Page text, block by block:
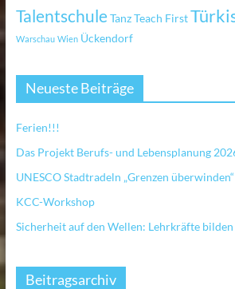
TalentschuleTanzTeach First
Warschau Wien Ückendorf
Neueste Beiträge
Ferien!!!
Das Projekt Berufs- und Lebensplanung
UNESCO Stadtradeln „Grenzen überwinden“
KCC-Workshop
Sicherheit auf den Wellen: Lehrkräfte
Beitragsarchiv